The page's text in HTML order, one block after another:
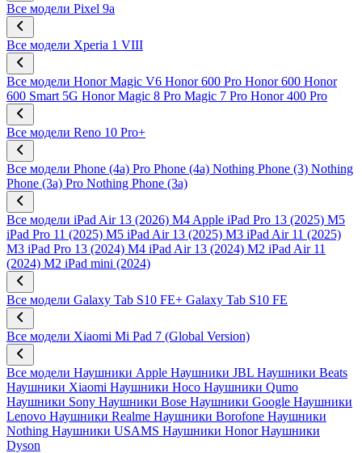
Все модели Pixel 9a
Все модели Xperia 1 VIII
Все модели Honor Magic V6 Honor 600 Pro Honor 600 Honor
600 Smart 5G Honor Magic 8 Pro Magic 7 Pro Honor 400 Pro
Все модели Reno 10 Pro+
Все модели Phone (4a) Pro Phone (4a) Nothing Phone (3) Nothing
Phone (3a) Pro Nothing Phone (3a)
Все модели iPad Air 13 (2026) M4 Apple iPad Pro 13 (2025) M5
iPad Pro 11 (2025) M5 iPad Air 13 (2025) M3 iPad Air 11 (2025)
M3 iPad Pro 13 (2024) M4 iPad Air 13 (2024) M2 iPad Air 11
(2024) M2 iPad mini (2024)
Все модели Galaxy Tab S10 FE+ Galaxy Tab S10 FE
Все модели Xiaomi Mi Pad 7 (Global Version)
Все модели Наушники Apple Наушники JBL Наушники Beats
Наушники Xiaomi Наушники Hoco Наушники Qumo
Наушники Sony Наушники Bose Наушники Google Наушники
Lenovo Наушники Realme Наушники Borofone Наушники
Nothing Наушники USAMS Наушники Honor Наушники
Dyson